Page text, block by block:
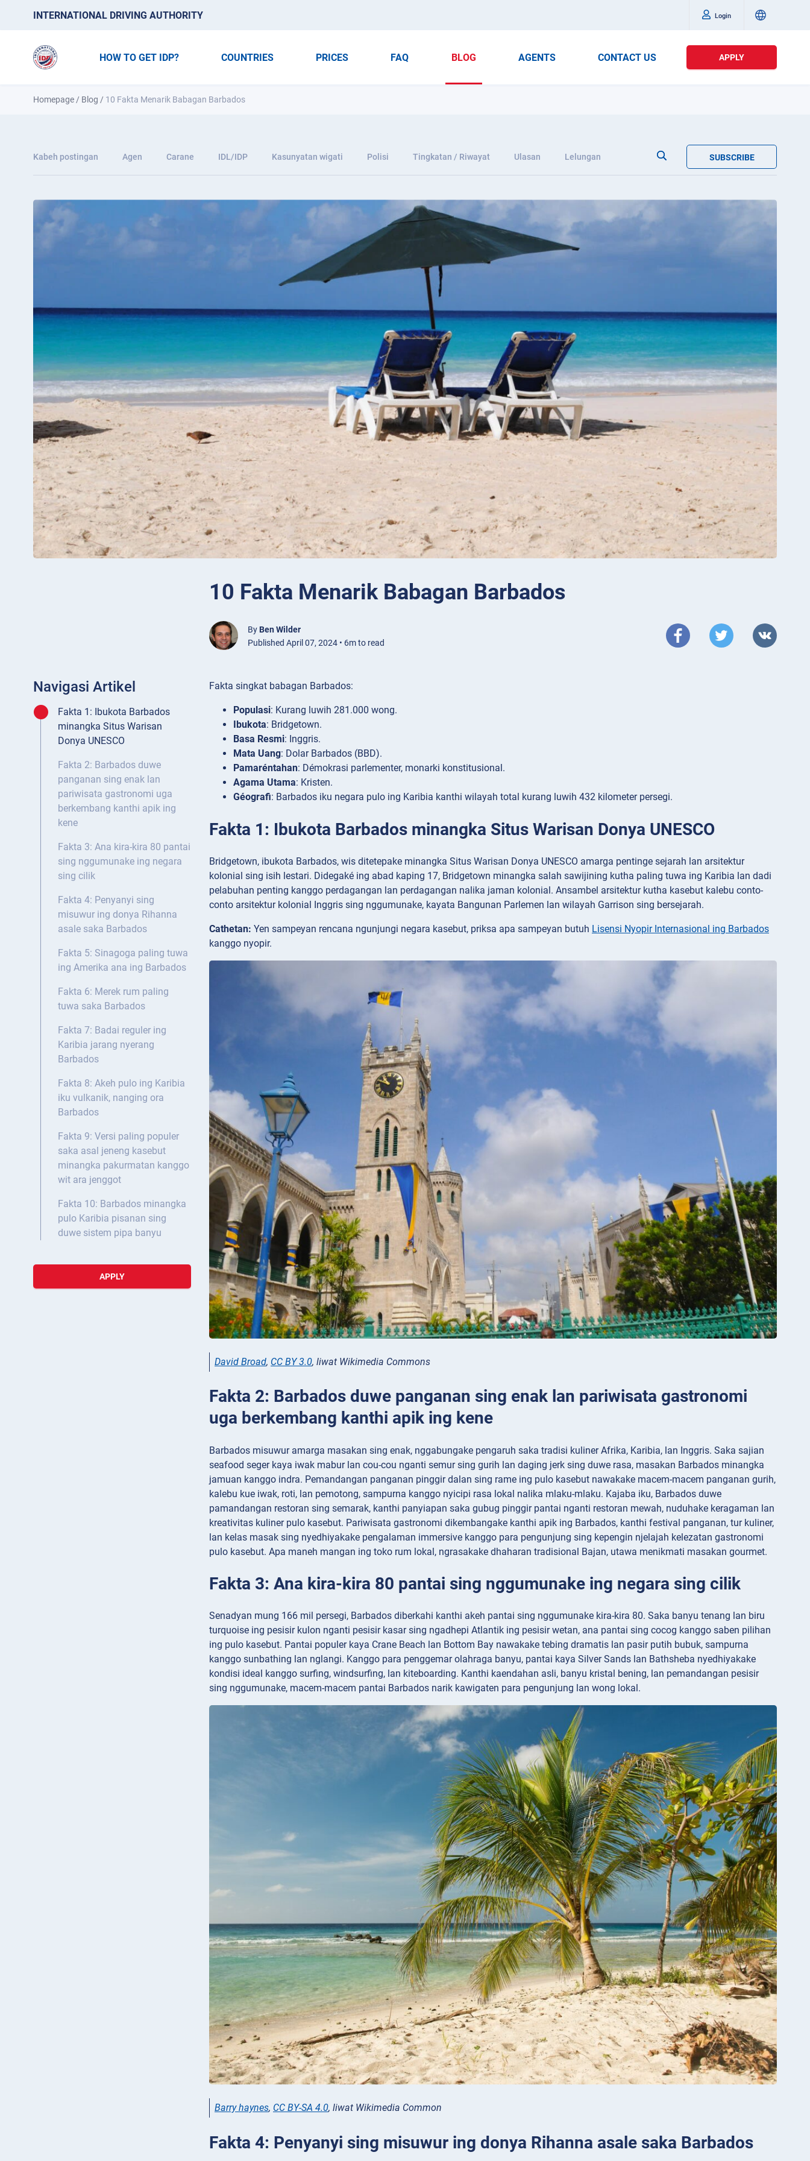
INTERNATIONAL DRIVING AUTHORITY Login
HOW TO GET IDP? COUNTRIES PRICES FAQ BLOG AGENTS CONTACT US APPLY
Homepage / Blog / 10 Fakta Menarik Babagan Barbados
Kabeh postingan Agen Carane IDL/IDP Kasunyatan wigati Polisi Tingkatan / Riwayat Ulasan Lelungan SUBSCRIBE
10 Fakta Menarik Babagan Barbados
By Ben Wilder
Published April 07, 2024 • 6m to read
Navigasi Artikel
Fakta 1: Ibukota Barbados
minangka Situs Warisan
Donya UNESCO
Fakta 2: Barbados duwe
panganan sing enak lan
pariwisata gastronomi uga
berkembang kanthi apik ing
kene
Fakta 3: Ana kira-kira 80 pantai
sing nggumunake ing negara
sing cilik
Fakta 4: Penyanyi sing
misuwur ing donya Rihanna
asale saka Barbados
Fakta 5: Sinagoga paling tuwa
ing Amerika ana ing Barbados
Fakta 6: Merek rum paling
tuwa saka Barbados
Fakta 7: Badai reguler ing
Karibia jarang nyerang
Barbados
Fakta 8: Akeh pulo ing Karibia
iku vulkanik, nanging ora
Barbados
Fakta 9: Versi paling populer
saka asal jeneng kasebut
minangka pakurmatan kanggo
wit ara jenggot
Fakta 10: Barbados minangka
pulo Karibia pisanan sing
duwe sistem pipa banyu
APPLY
Fakta singkat babagan Barbados:
Populasi: Kurang luwih 281.000 wong.
Ibukota: Bridgetown.
Basa Resmi: Inggris.
Mata Uang: Dolar Barbados (BBD).
Pamaréntahan: Démokrasi parlementer, monarki konstitusional.
Agama Utama: Kristen.
Géografi: Barbados iku negara pulo ing Karibia kanthi wilayah total kurang luwih 432 kilometer persegi.
Fakta 1: Ibukota Barbados minangka Situs Warisan Donya UNESCO
Bridgetown, ibukota Barbados, wis ditetepake minangka Situs Warisan Donya UNESCO amarga pentinge sejarah lan arsitektur
kolonial sing isih lestari. Didegaké ing abad kaping 17, Bridgetown minangka salah sawijining kutha paling tuwa ing Karibia lan dadi
pelabuhan penting kanggo perdagangan lan perdagangan nalika jaman kolonial. Ansambel arsitektur kutha kasebut kalebu conto-
conto arsitektur kolonial Inggris sing nggumunake, kayata Bangunan Parlemen lan wilayah Garrison sing bersejarah.
Cathetan: Yen sampeyan rencana ngunjungi negara kasebut, priksa apa sampeyan butuh Lisensi Nyopir Internasional ing Barbados
kanggo nyopir.
David Broad, CC BY 3.0, liwat Wikimedia Commons
Fakta 2: Barbados duwe panganan sing enak lan pariwisata gastronomi
uga berkembang kanthi apik ing kene
Barbados misuwur amarga masakan sing enak, nggabungake pengaruh saka tradisi kuliner Afrika, Karibia, lan Inggris. Saka sajian
seafood seger kaya iwak mabur lan cou-cou nganti semur sing gurih lan daging jerk sing duwe rasa, masakan Barbados minangka
jamuan kanggo indra. Pemandangan panganan pinggir dalan sing rame ing pulo kasebut nawakake macem-macem panganan gurih,
kalebu kue iwak, roti, lan pemotong, sampurna kanggo nyicipi rasa lokal nalika mlaku-mlaku. Kajaba iku, Barbados duwe
pamandangan restoran sing semarak, kanthi panyiapan saka gubug pinggir pantai nganti restoran mewah, nuduhake keragaman lan
kreativitas kuliner pulo kasebut. Pariwisata gastronomi dikembangake kanthi apik ing Barbados, kanthi festival panganan, tur kuliner,
lan kelas masak sing nyedhiyakake pengalaman immersive kanggo para pengunjung sing kepengin njelajah kelezatan gastronomi
pulo kasebut. Apa maneh mangan ing toko rum lokal, ngrasakake dhaharan tradisional Bajan, utawa menikmati masakan gourmet.
Fakta 3: Ana kira-kira 80 pantai sing nggumunake ing negara sing cilik
Senadyan mung 166 mil persegi, Barbados diberkahi kanthi akeh pantai sing nggumunake kira-kira 80. Saka banyu tenang lan biru
turquoise ing pesisir kulon nganti pesisir kasar sing ngadhepi Atlantik ing pesisir wetan, ana pantai sing cocog kanggo saben pilihan
ing pulo kasebut. Pantai populer kaya Crane Beach lan Bottom Bay nawakake tebing dramatis lan pasir putih bubuk, sampurna
kanggo sunbathing lan nglangi. Kanggo para penggemar olahraga banyu, pantai kaya Silver Sands lan Bathsheba nyedhiyakake
kondisi ideal kanggo surfing, windsurfing, lan kiteboarding. Kanthi kaendahan asli, banyu kristal bening, lan pemandangan pesisir
sing nggumunake, macem-macem pantai Barbados narik kawigaten para pengunjung lan wong lokal.
Barry haynes, CC BY-SA 4.0, liwat Wikimedia Common
Fakta 4: Penyanyi sing misuwur ing donya Rihanna asale saka Barbados